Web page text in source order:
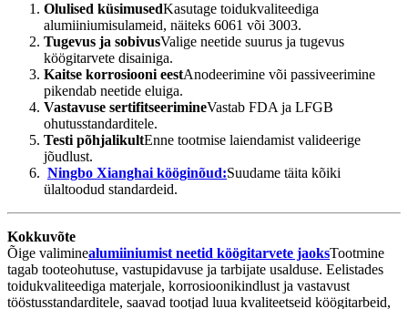
Olulised küsimusedKasutage toidukvaliteediga
alumiiniumisulameid, näiteks 6061 või 3003.
Tugevus ja sobivusValige neetide suurus ja tugevus
köögitarvete disainiga.
Kaitse korrosiooni eestAnodeerimine või passiveerimine
pikendab neetide eluiga.
Vastavuse sertifitseerimineVastab FDA ja LFGB
ohutusstandarditele.
Testi põhjalikultEnne tootmise laiendamist valideerige
jõudlust.
Ningbo Xianghai kööginõud:Suudame täita kõiki
ülaltoodud standardeid.
Kokkuvõte
Õige valiminealumiiniumist neetid köögitarvete jaoksTootmine
tagab tooteohutuse, vastupidavuse ja tarbijate usalduse. Eelistades
toidukvaliteediga materjale, korrosioonikindlust ja vastavust
tööstusstandarditele, saavad tootjad luua kvaliteetseid köögitarbeid,